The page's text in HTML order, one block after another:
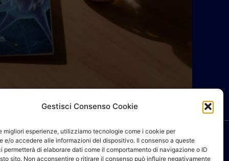
Gestisci Consenso Cookie
migliori esperienze, utilizziamo tecnologie come i cookie per
e/o accedere alle informazioni del dispositivo. Il consenso a queste
permetterà di elaborare dati come il comportamento di navigazione o ID
sito. Non acconsentire o ritirare il consenso può influire negativamente